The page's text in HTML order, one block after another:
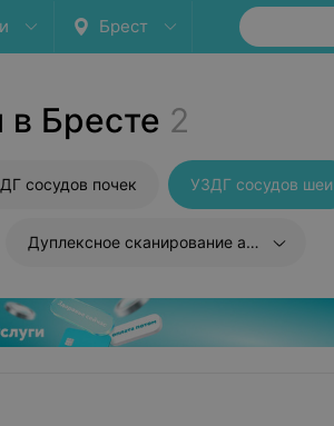
Брест
Бресте 2
сосудов почек УЗДГ сосудов шеи
Дуплексное сканирование артерий конечностей